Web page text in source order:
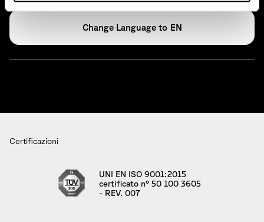
EN
Certificazioni
UNI EN ISO 9001:2015
certificato n° 50 100 3605
- REV. 007